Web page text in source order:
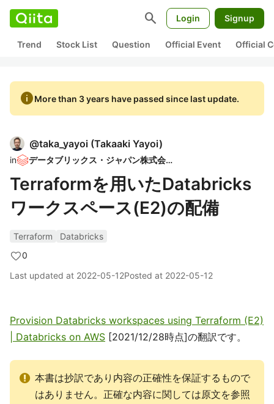
search Login Signup
Trend Stock List Question Official Event Official
infoMore than 3 years have passed since last update.
@taka_yayoi (Takaaki Yayoi)
in データブリックス・ジャパン株式会社
Terraformを用いたDatabricks
ワークスペース(E2)の配備
Terraform
Databricks
0
Last updated at 2022-05-12Posted at 2022-05-12
Provision Databricks workspaces using Terraform (E2)
| Databricks on AWS [2021/12/28時点]の翻訳です。
本書は抄訳であり内容の正確性を保証するもので
はありません。正確な内容に関しては原文を参照